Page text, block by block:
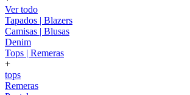
Ver todo
Tapados | Blazers
Camisas | Blusas
Denim
Tops | Remeras
+
tops
Remeras